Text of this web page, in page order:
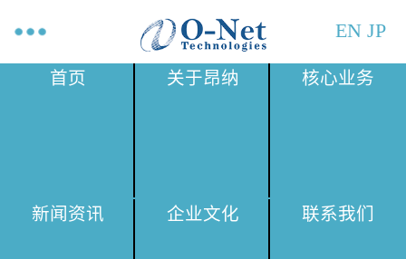
EN JP
首页 关于昂纳 核心业务
新闻资讯 企业文化 联系我们